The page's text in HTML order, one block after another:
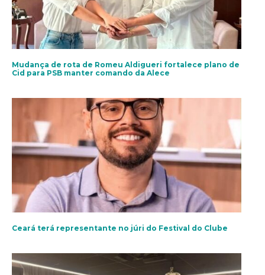
Mudança de rota de Romeu Aldigueri fortalece plano de
Cid para PSB manter comando da Alece
Ceará terá representante no júri do Festival do Clube